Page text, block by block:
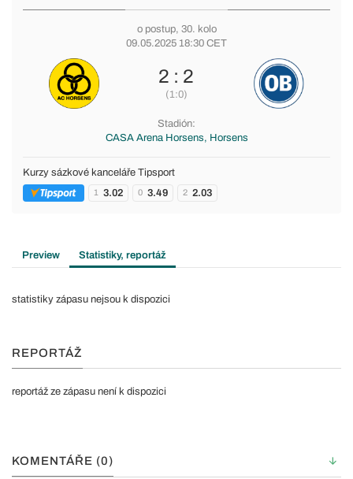
o postup, 30. kolo
09.05.2025 18:30 CET
2 : 2
(1:0)
Stadión:
CASA Arena Horsens, Horsens
Kurzy sázkové kanceláře Tipsport
1 3.02 0 3.49 2 2.03
Preview Statistiky, reportáž
statistiky zápasu nejsou k dispozici
REPORTÁŽ
reportáž ze zápasu není k dispozici
KOMENTÁŘE (0)